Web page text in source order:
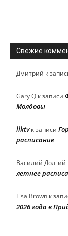
Свежие
Дмитрий к
Gary Q к записи
Молдовы
liktvк записи
расписание
Василий Долгий
летнее
Lisa Brown к
2026 года в